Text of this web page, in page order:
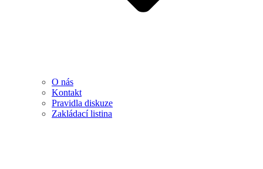
O nás
Kontakt
Pravidla diskuze
Zakládací listina